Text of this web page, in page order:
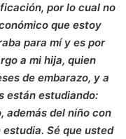
por lo cual no
que estoy
para mí y es por
a mi hija, quien
de embarazo, y a
están estudiando:
además del niño con
Sé que usted